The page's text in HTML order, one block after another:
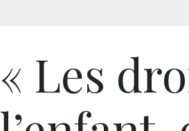
« Les